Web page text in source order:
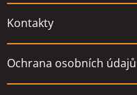
Kontakty
Ochrana osobních údajů